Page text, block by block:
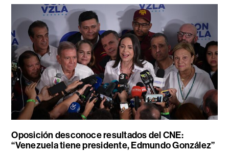
Oposición desconoce resultados del CNE:
“Venezuela tiene presidente, Edmundo González”